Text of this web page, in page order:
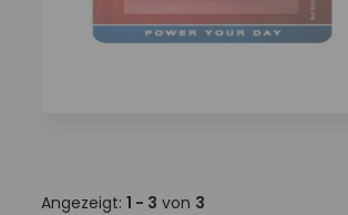
Angezeigt: 1 - 3 von 3